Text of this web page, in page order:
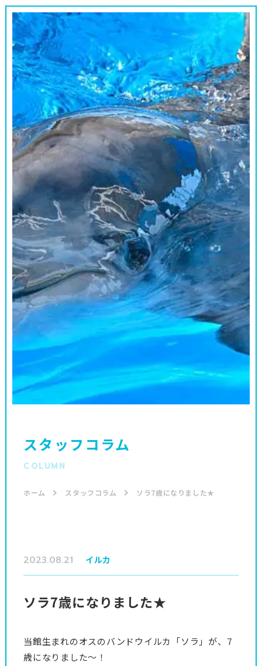
スタッフコラム
COLUMN
ホーム スタッフコラム ソラ7歳になりました★
2023.08.21 イルカ
ソラ7歳になりました★
当館生まれのオスのバンドウイルカ「ソラ」が、7
歳になりました～！